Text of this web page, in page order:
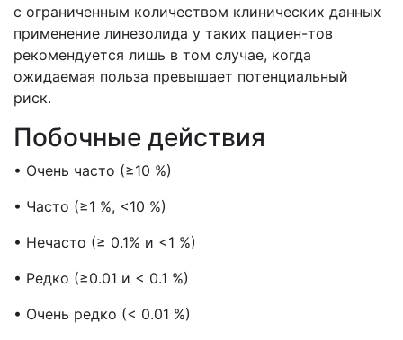
с ограниченным количеством клинических данных
применение линезолида у таких пациен-тов
рекомендуется лишь в том случае, когда
ожидаемая польза превышает потенциальный
риск.
Побочные действия
• Очень часто (≥10 %)
• Часто (≥1 %, <10 %)
• Нечасто (≥ 0.1% и <1 %)
• Редко (≥0.01 и < 0.1 %)
• Очень редко (< 0.01 %)